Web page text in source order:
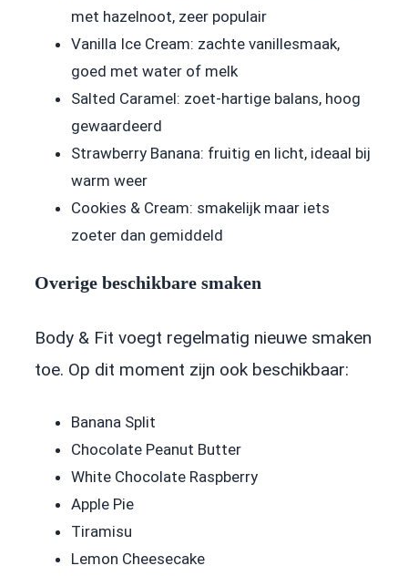
met hazelnoot, zeer populair
Vanilla Ice Cream: zachte vanillesmaak,
goed met water of melk
Salted Caramel: zoet-hartige balans, hoog
gewaardeerd
Strawberry Banana: fruitig en licht, ideaal bij
warm weer
Cookies & Cream: smakelijk maar iets
zoeter dan gemiddeld
Overige beschikbare smaken
Body & Fit voegt regelmatig nieuwe smaken
toe. Op dit moment zijn ook beschikbaar:
Banana Split
Chocolate Peanut Butter
White Chocolate Raspberry
Apple Pie
Tiramisu
Lemon Cheesecake